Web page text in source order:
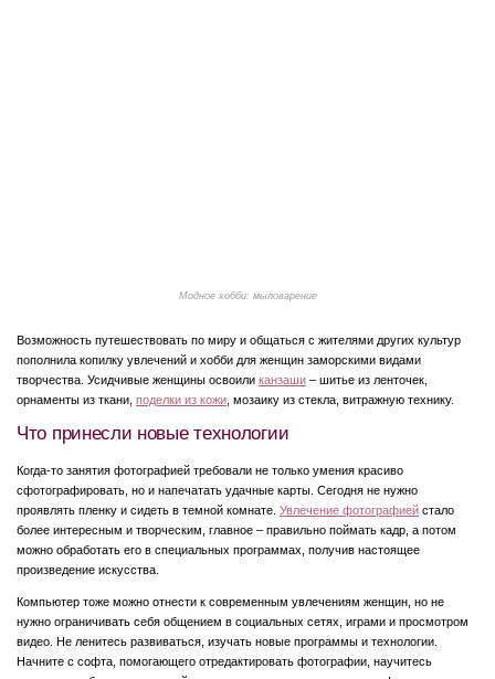
Модное хобби: мыловарение
Возможность путешествовать по миру и общаться с жителями других культур
пополнила копилку увлечений и хобби для женщин заморскими видами
творчества. Усидчивые женщины освоили канзаши – шитье из ленточек,
орнаменты из ткани, поделки из кожи , мозаику из стекла, витражную технику.
Что принесли новые технологии
Когда-то занятия фотографией требовали не только умения красиво
сфотографировать, но и напечатать удачные карты. Сегодня не нужно
проявлять пленку и сидеть в темной комнате. Увлечение фотографией стало
более интересным и творческим, главное – правильно поймать кадр, а потом
можно обработать его в специальных программах, получив настоящее
произведение искусства.
Компьютер тоже можно отнести к современным увлечениям женщин, но не
нужно ограничивать себя общением в социальных сетях, играми и просмотром
видео. Не ленитесь развиваться, изучать новые программы и технологии.
Начните с софта, помогающего отредактировать фотографии, научитесь